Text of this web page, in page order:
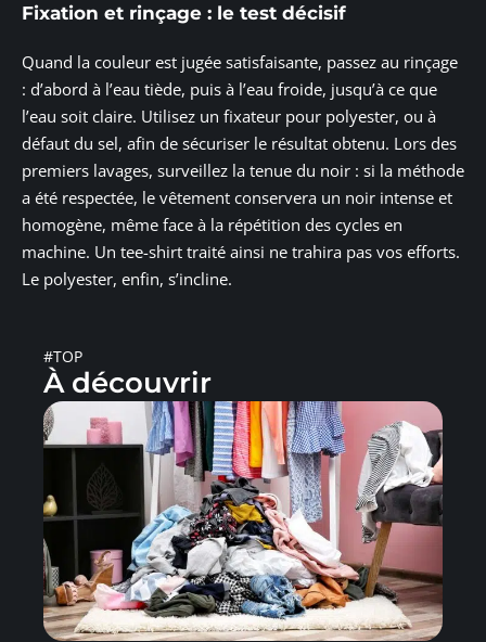
Fixation et rinçage : le test décisif
Quand la couleur est jugée satisfaisante, passez au rinçage
: d’abord à l’eau tiède, puis à l’eau froide, jusqu’à ce que
l’eau soit claire. Utilisez un fixateur pour polyester, ou à
défaut du sel, afin de sécuriser le résultat obtenu. Lors des
premiers lavages, surveillez la tenue du noir : si la méthode
a été respectée, le vêtement conservera un noir intense et
homogène, même face à la répétition des cycles en
machine. Un tee-shirt traité ainsi ne trahira pas vos efforts.
Le polyester, enfin, s’incline.
#TOP
À découvrir